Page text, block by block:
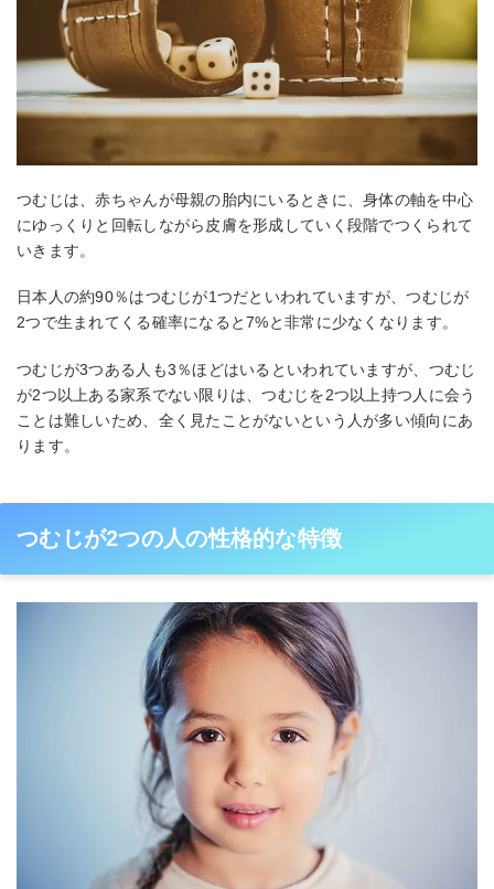
つむじは、赤ちゃんが母親の胎内にいるときに、身体の軸を中心
にゆっくりと回転しながら皮膚を形成していく段階でつくられて
いきます。
日本人の約90％はつむじが1つだといわれていますが、つむじが
2つで生まれてくる確率になると7%と非常に少なくなります。
つむじが3つある人も3％ほどはいるといわれていますが、つむじ
が2つ以上ある家系でない限りは、つむじを2つ以上持つ人に会う
ことは難しいため、全く見たことがないという人が多い傾向にあ
ります。
つむじが2つの人の性格的な特徴